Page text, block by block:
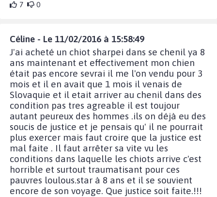
7 0
Céline - Le 11/02/2016 à 15:58:49
J'ai acheté un chiot sharpei dans se chenil ya 8
ans maintenant et effectivement mon chien
était pas encore sevrai il me l'on vendu pour 3
mois et il en avait que 1 mois il venais de
Slovaquie et il etait arriver au chenil dans des
condition pas tres agreable il est toujour
autant peureux des hommes .ils on déjà eu des
soucis de justice et je pensais qu' il ne pourrait
plus exercer mais faut croire que la justice est
mal faite . Il faut arrêter sa vite vu les
conditions dans laquelle les chiots arrive c'est
horrible et surtout traumatisant pour ces
pauvres loulous.star à 8 ans et il se souvient
encore de son voyage. Que justice soit faite.!!!